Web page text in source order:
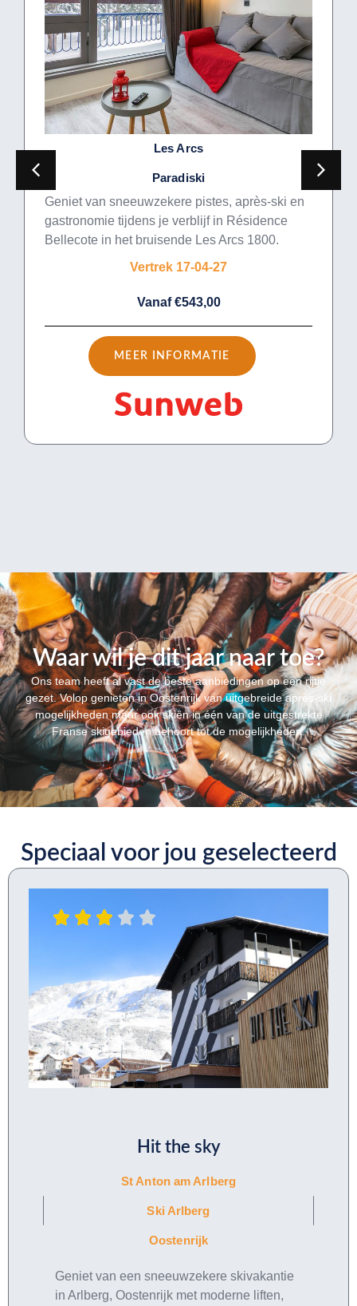
Les Arcs
Paradiski
Geniet van sneeuwzekere pistes, après-ski en
gastronomie tijdens je verblijf in Résidence
Bellecote in het bruisende Les Arcs 1800.
Vertrek 17-04-27
Vanaf €543,00
MEER INFORMATIE
Waar wil je dit jaar naar toe?
Ons team heeft al vast de beste aanbiedingen op een rijtje
gezet. Volop genieten in Oostenrijk van uitgebreide après-ski
mogelijkheden maar ook skiën in één van de uitgestrekte
Franse skigebieden behoort tot de mogelijkheden.
Speciaal voor jou geselecteerd
Hit the sky
St Anton am Arlberg
Ski Arlberg
Oostenrijk
Geniet van een sneeuwzekere skivakantie
in Arlberg, Oostenrijk met moderne liften,